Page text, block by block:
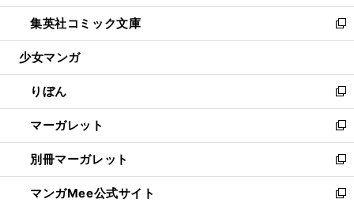
開
く
ウ
で
開
ン
ド
ウ
開
く
ウ
ィ
ン
ウ
で
開
く
し
い
ウ
ン
ド
ウ
で
開
く
集英社コミック文庫
新
し
ウ
ィ
ン
ド
ウ
で
開
く
少女マンガ
りぼん
新
し
い
ウ
ィ
ン
ド
マーガレット
新
し
い
ウ
ィ
別冊マーガレット
新
し
い
マンガMee公式サイト 新